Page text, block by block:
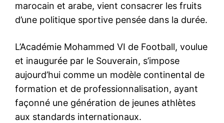
marocain et arabe, vient consacrer les fruits
d’une politique sportive pensée dans la durée.
L’Académie Mohammed VI de Football, voulue
et inaugurée par le Souverain, s’impose
aujourd’hui comme un modèle continental de
formation et de professionnalisation, ayant
façonné une génération de jeunes athlètes
aux standards internationaux.